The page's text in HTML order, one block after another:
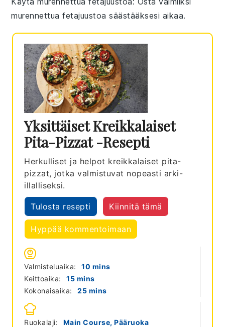
murennettuafetajuustoa säästääksesi aikaa.
Yksittäiset Kreikkalaiset
Pita-Pizzat -resepti
Herkulliset ja helpot kreikkalaiset pita-
pizzat, jotka valmistuvat nopeasti arki-
illalliseksi.
Tulosta resepti Kiinnitä tämä
Hyppää kommentoimaan
Valmisteluaika: 10 minutes
mins
Keittoaika:
15minutes
mins
Kokonaisaika:
25minutes
mins
Ruokalaji:
Main Course, Pääruoka